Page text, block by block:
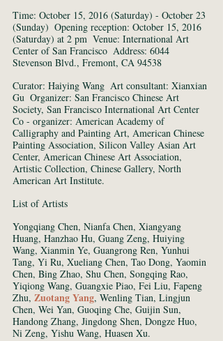
Time: October 15, 2016 (Saturday) - October 23
(Sunday)  Opening reception: October 15, 2016
(Saturday) at 2 pm  Venue: International Art
Center of San Francisco  Address: 6044
Stevenson Blvd., Fremont, CA 94538
Curator: Haiying Wang  Art consultant: Xianxian
Gu  Organizer: San Francisco Chinese Art
Society, San Francisco International Art Center
Co - organizer: American Academy of
Calligraphy and Painting Art, American Chinese
Painting Association, Silicon Valley Asian Art
Center, American Chinese Art Association,
Artistic Collection, Chinese Gallery, North
American Art Institute.
List of Artists
Yongqiang Chen, Nianfa Chen, Xiangyang
Huang, Hanzhao Hu, Guang Zeng, Huiying
Wang, Xianmin Ye, Guangrong Ren, Yunhui
Tang, Yi Ru, Xueliang Chen, Tao Dong, Yaomin
Chen, Bing Zhao, Shu Chen, Songqing Rao,
Yiqiong Wang, Guangxie Piao, Fei Liu, Fapeng
Zhu, Zuotang Yang, Wenling Tian, Lingjun
Chen, Wei Yan, Guoqing Che, Guijin Sun,
Handong Zhang, Jingdong Shen, Dongze Huo,
Ni Zeng, Yishu Wang, Huasen Xu.